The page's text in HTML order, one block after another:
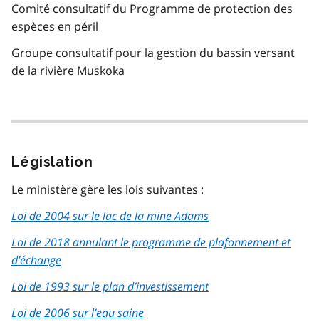
Comité consultatif du Programme de protection des
espèces en péril
Groupe consultatif pour la gestion du bassin versant
de la rivière Muskoka
Législation
Le ministère gère les lois suivantes :
Loi de 2004 sur le lac de la mine Adams
Loi de 2018 annulant le programme de plafonnement et
d’échange
Loi de 1993 sur le plan d’investissement
Loi de 2006 sur l’eau saine